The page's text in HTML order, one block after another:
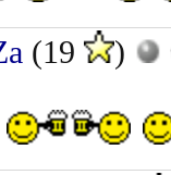
(19 )